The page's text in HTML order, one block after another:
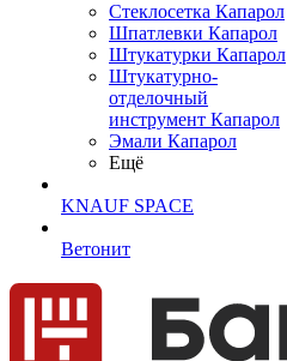
Cтеклосетка Капарол
Шпатлевки Капарол
Штукатурки Капарол
Штукатурно-
отделочный
инструмент Капарол
Эмали Капарол
Ещё
KNAUF SPACE
Ветонит